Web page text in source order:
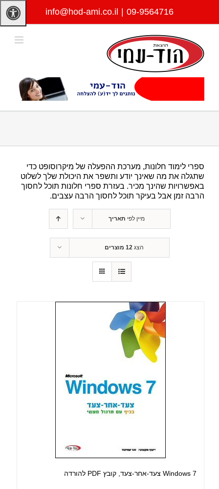
09-9564716
|
info@hod-ami.co.il
ספרי לימוד חלונות, מערכת ההפעלה של מיקרוסופט כדי
שתגלה את מה שאינך יודע ותשפר את היכולת שלך לשלוט
באפשרויות שהינך מכיר. בעזרת ספרי חלונות תוכל לחסוך
הרבה זמן אבל בעיקר תוכל לחסוך הרבה עצבים.
מיין לפי תאריך
הצג 12 מוצרים
Windows 7 צעד-אחר-צעד, קובץ PDF להורדה